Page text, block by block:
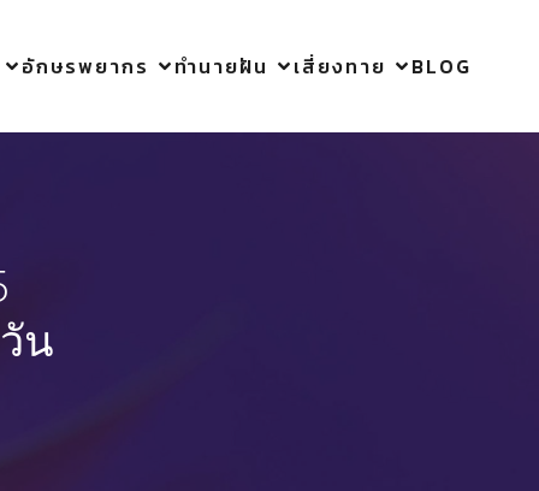
อักษรพยากร ทำนายฝัน เสี่ยงทาย BLOG
น